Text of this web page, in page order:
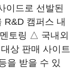
이드로 선발된
캠퍼스 내
토링 △ 국내외
상 판매 사이트
을 받을 수 있